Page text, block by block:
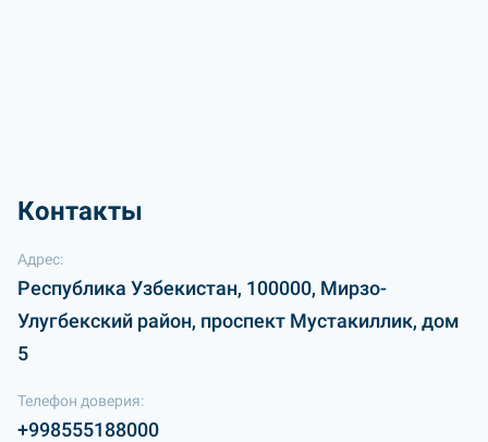
Контакты
Адрес:
Республика Узбекистан, 100000, Мирзо-
Улугбекский район, проспект Мустакиллик, дом
5
Телефон доверия:
+998555188000